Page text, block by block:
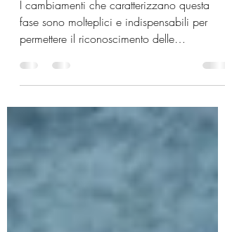
patologica
I cambiamenti che caratterizzano questa
fase sono molteplici e indispensabili per